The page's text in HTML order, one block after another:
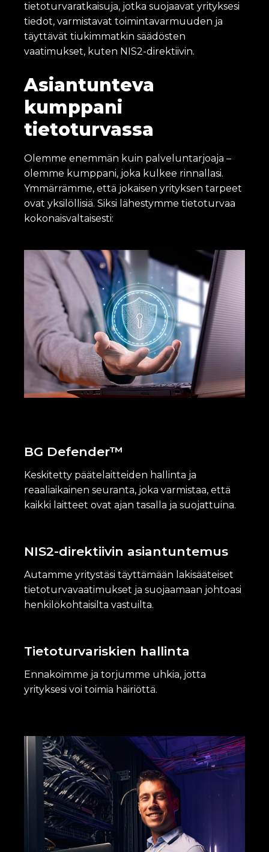
tietoturvaratkaisuja, jotka suojaavat yrityksesi
tiedot, varmistavat toimintavarmuuden ja
täyttävät tiukimmatkin säädösten
vaatimukset, kuten NIS2-direktiivin.
Asiantunteva
kumppani
tietoturvassa
Olemme enemmän kuin palveluntarjoaja –
olemme kumppani, joka kulkee rinnallasi.
Ymmärrämme, että jokaisen yrityksen tarpeet
ovat yksilöllisiä. Siksi lähestymme tietoturvaa
kokonaisvaltaisesti:
BG Defender™
Keskitetty päätelaitteiden hallinta ja
reaaliaikainen seuranta, joka varmistaa, että
kaikki laitteet ovat ajan tasalla ja suojattuina.
NIS2-direktiivin asiantuntemus
Autamme yritystäsi täyttämään lakisääteiset
tietoturvavaatimukset ja suojaamaan johtoasi
henkilökohtaisilta vastuilta.
Tietoturvariskien hallinta
Ennakoimme ja torjumme uhkia, jotta
yrityksesi voi toimia häiriöttä.